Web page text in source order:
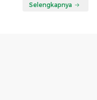
Selengkapnya